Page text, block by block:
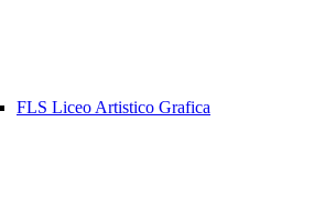
FLS Liceo Artistico Grafica